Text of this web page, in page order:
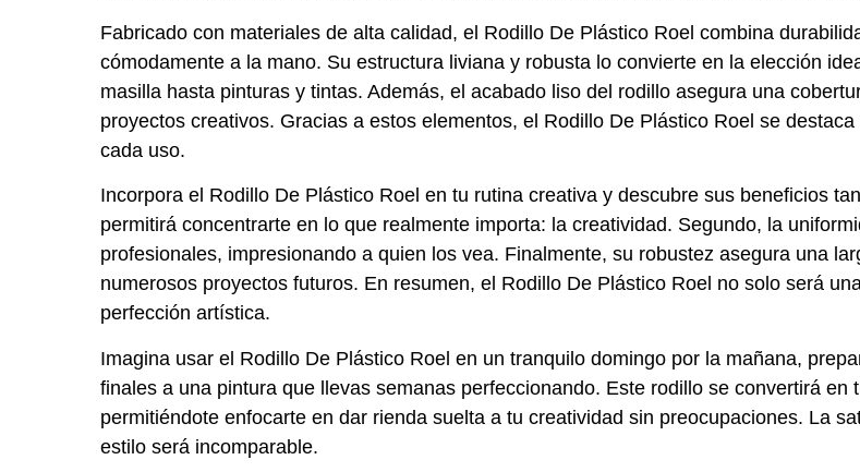
Fabricado con materiales de alta calidad, el Rodillo De Plástico Roel combina
cómodamente a la mano. Su estructura liviana y robusta lo convierte en la elección
masilla hasta pinturas y tintas. Además, el acabado liso del rodillo asegura una
proyectos creativos. Gracias a estos elementos, el Rodillo De Plástico Roel se
cada uso.
Incorpora el Rodillo De Plástico Roel en tu rutina creativa y descubre sus beneficios
permitirá concentrarte en lo que realmente importa: la creatividad. Segundo, la
profesionales, impresionando a quien los vea. Finalmente, su robustez asegura una
numerosos proyectos futuros. En resumen, el Rodillo De Plástico Roel no solo será
perfección artística.
Imagina usar el Rodillo De Plástico Roel en un tranquilo domingo por la mañana,
finales a una pintura que llevas semanas perfeccionando. Este rodillo se convertirá
permitiéndote enfocarte en dar rienda suelta a tu creatividad sin preocupaciones. La
estilo será incomparable.